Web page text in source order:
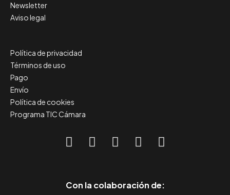
Newsletter
Aviso legal
Política de privacidad
Términos de uso
Pago
Envío
Política de cookies
Programa TIC Cámara
Con la colaboración de: